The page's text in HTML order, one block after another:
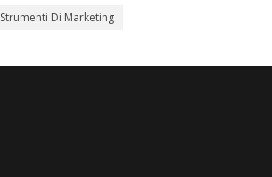
Strumenti Di Marketing